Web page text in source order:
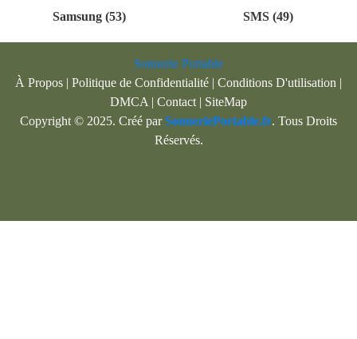
Samsung (53) SMS (49)
Sonnerie Portable
À Propos | Politique de Confidentialité | Conditions D'utilisation |
DMCA | Contact | SiteMap
Copyright © 2025. Créé parSonneriePortable.fr. Tous Droits
Réservés.